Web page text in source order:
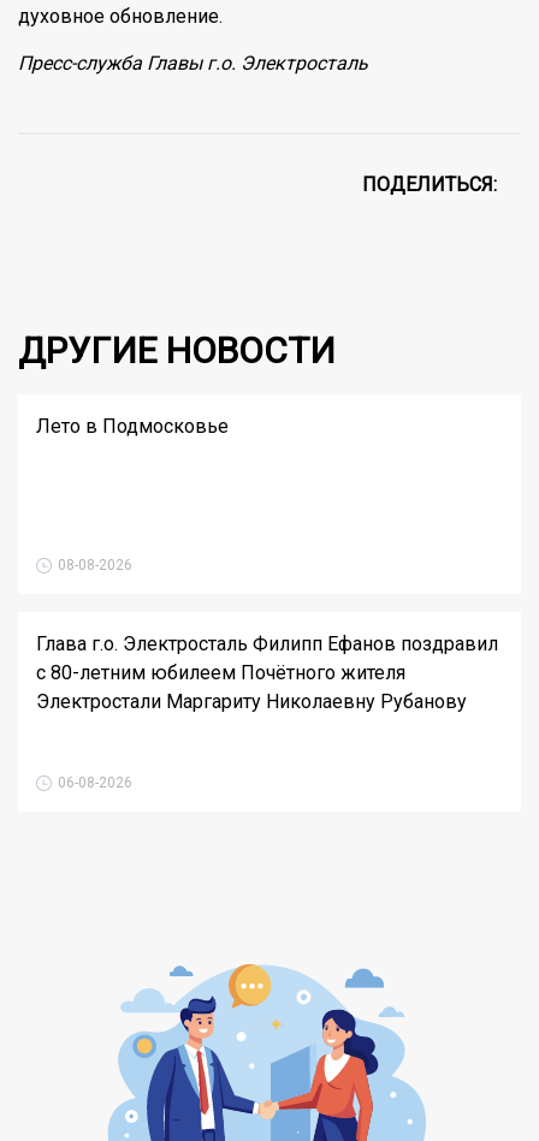
духовное обновление.
Пресс-служба Главы г.о. Электросталь
ПОДЕЛИТЬСЯ:
ДРУГИЕ НОВОСТИ
Лето в Подмосковье
08-08-2026
Глава г.о. Электросталь Филипп Ефанов поздравил
с 80-летним юбилеем Почётного жителя
Электростали Маргариту Николаевну Рубанову
06-08-2026